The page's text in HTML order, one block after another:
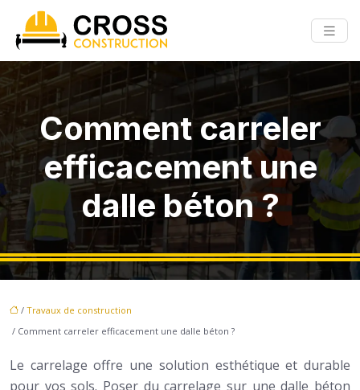
Comment carreler
efficacement une
dalle béton ?
/ Travaux de construction
/ Comment carreler efficacement une dalle béton ?
Le carrelage offre une solution esthétique et durable
pour vos sols. Poser du carrelage sur une dalle béton